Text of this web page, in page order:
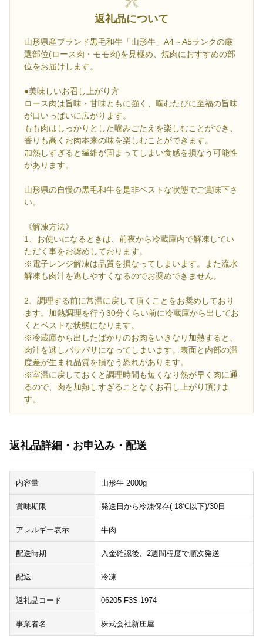
返礼品について
山形県産ブランド黒毛和牛「山形牛」A4～A5ランクの厳
選部位(ロース肉・モモ肉)を見極め、焼肉におすすめの部
位をお届けします。
●美味しいお召し上がり方
ロース肉は旨味・甘味ともに強く、噛むたびに至福の旨味
が口いっぱいに広がります。
もも肉はしっかりとした噛みごたえを楽しむことができ、
香りも高くお肉本来の味を楽しむことができます。
加熱しすぎると繊維が固まってしまい食感を損なう可能性
があります。
山形県の自慢の黒毛和牛を是非ベストな状態でご賞味下さ
い。
《解凍方法》
1、お使いになるときは、前夜から冷蔵庫内で解凍してい
ただく事をお奨めしております。
※電子レンジ解凍は品質を損なってしまいます。また流水
解凍も肉汁を逃しやすくなるのでお奨めできません。
2、調理する前に常温に戻して頂くことをお奨めしており
ます。加熱調理を行う30分くらい前に冷蔵庫から出してお
くとベストな状態になります。
※冷蔵庫から出したばかりのお肉をいきなり加熱すると、
肉汁を逃しパサパサになってしまいます。表面と内部の温
度差が生まれ品質を損なう恐れがあります。
※室温に戻しておくと調理時間も短くなり熱が早く肉に通
るので、肉を加熱しすぎることなくお召し上がり頂けま
す。
返礼品詳細・お申込み・配送
内容量 山形牛 2000g
賞味期限 発送日から冷凍保存(-18℃以下)/30日
アレルギー表示 牛肉
配送時期 入金確認後、2週間程度で順次発送
配送 冷凍
返礼品コード 06205-F3S-1974
事業者名 株式会社新庄屋